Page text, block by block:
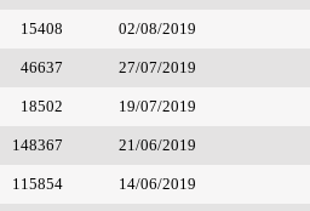
02/08/2019
15408
27/07/2019
46637
19/07/2019
18502
21/06/2019
148367
14/06/2019
115854